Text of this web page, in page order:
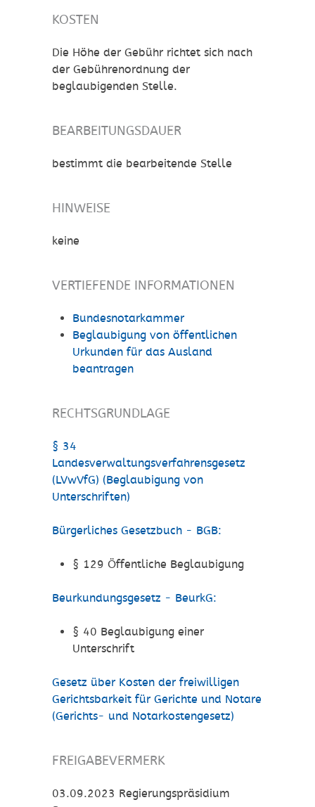
KOSTEN
Die Höhe der Gebühr richtet sich nach
der Gebührenordnung der
beglaubigenden Stelle.
BEARBEITUNGSDAUER
bestimmt die bearbeitende Stelle
HINWEISE
keine
VERTIEFENDE INFORMATIONEN
Bundesnotarkammer
Beglaubigung von öffentlichen
Urkunden für das Ausland
beantragen
RECHTSGRUNDLAGE
§ 34
Landesverwaltungsverfahrensgesetz
(LVwVfG) (Beglaubigung von
Unterschriften)
Bürgerliches Gesetzbuch - BGB:
§ 129 Öffentliche Beglaubigung
Beurkundungsgesetz - BeurkG:
§ 40 Beglaubigung einer
Unterschrift
Gesetz über Kosten der freiwilligen
Gerichtsbarkeit für Gerichte und Notare
(Gerichts- und Notarkostengesetz)
FREIGABEVERMERK
03.09.2023 Regierungspräsidium